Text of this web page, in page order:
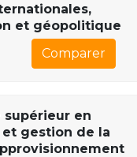
et géopolitique
Comparer
supérieur en
gestion de la